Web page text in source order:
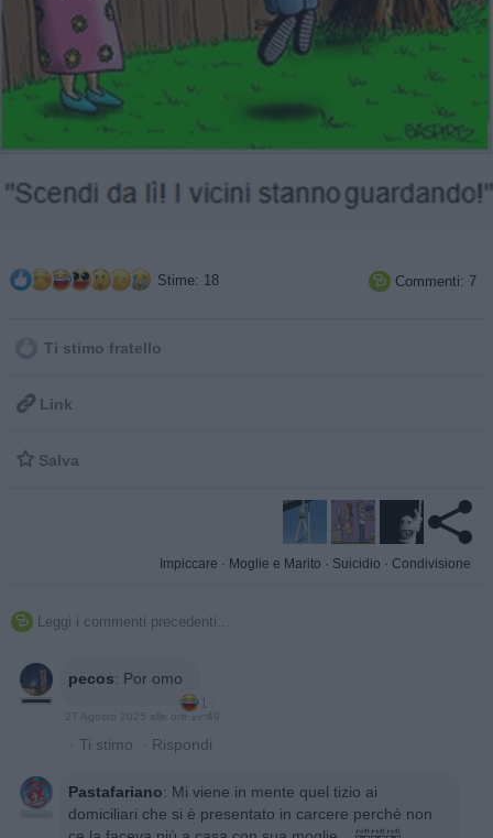
Stime: 18  Commenti: 7
Ti stimo fratello
 Link
 Salva
Impiccare · Moglie e Marito · Suicidio · Condivisione
 Leggi i commenti precedenti...
pecos: Por omo
1
27 Agosto 2025 alle ore 17:49
· Ti stimo · Rispondi
Pastafariano: Mi viene in mente quel tizio ai
domiciliari che si è presentato in carcere perchè non